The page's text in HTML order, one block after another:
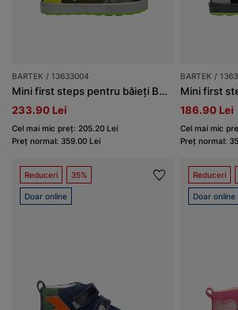
BARTEK / 13633004
Mini first steps pentru băieți BARTEK 13633004, verde
233.90 Lei
Cel mai mic preț: 205.20 Lei
Preț normal: 359.00 Lei
BARTEK /
186.90 Lei
Cel mai mic
Preț normal:
Reduceri 35%
Doar online
Reduceri
Doar online